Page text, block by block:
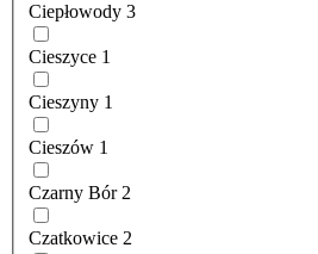
Ciepłowody 3
Cieszyce 1
Cieszyny 1
Cieszów 1
Czarny Bór 2
Czatkowice 2